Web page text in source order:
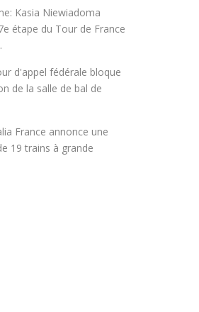
Kasia Niewiadoma
étape du Tour de France
d'appel fédérale bloque
de la salle de bal de
France annonce une
19 trains à grande